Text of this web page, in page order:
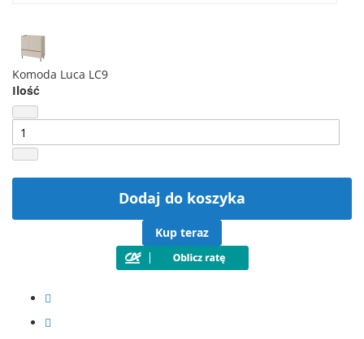
Komoda Luca LC9
Ilość
Dodaj do koszyka
Kup teraz